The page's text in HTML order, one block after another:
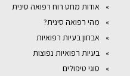
אודות מחט רוח רפואה סינית
מהי רפואה סינית?
אבחון בעיות רפואיות
בעיות רפואיות נפוצות
סוגי טיפולים